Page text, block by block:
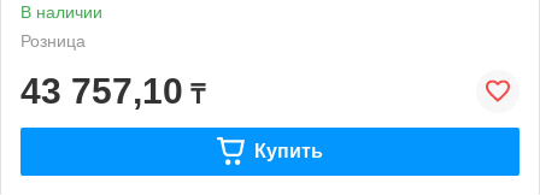
В наличии
Розница
43 757,10 ₸
Купить